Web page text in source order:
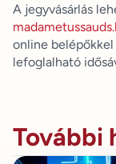
A jegyvásárlás
online
lefoglalható
További